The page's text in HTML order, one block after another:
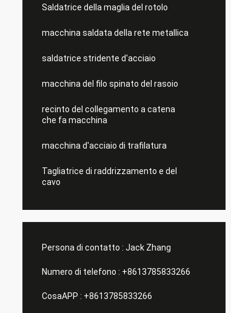
Saldatrice della maglia del rotolo
macchina saldata della rete metallica
saldatrice stridente d'acciaio
macchina del filo spinato del rasoio
recinto del collegamento a catena
che fa macchina
macchina d'acciaio di trafilatura
Tagliatrice di raddrizzamento e del
cavo
Persona di contatto : Jack Zhang
Numero di telefono : +8613785833266
CosaAPP : +8613785833266